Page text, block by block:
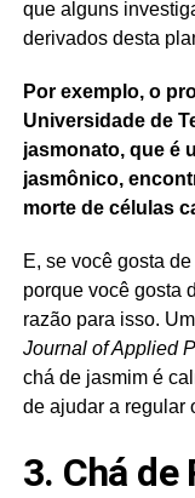
que alguns
derivados desta
Por exemplo, o
Universidade de
jasmonato, que é
jasmônico,
morte de células
E, se você gosta
porque você gosta
razão para isso.
Journal of Applied
chá de jasmim é
de ajudar a regular
3. Chá de